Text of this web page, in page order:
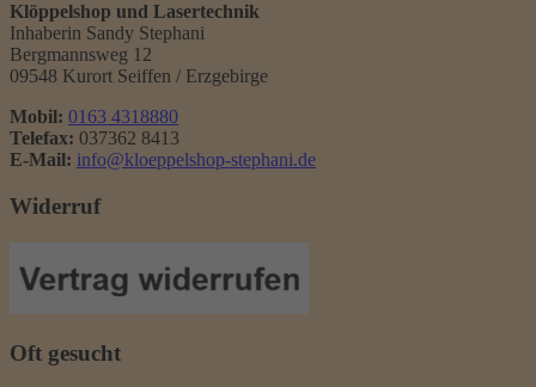
Klöppelshop und Lasertechnik
Inhaberin Sandy Stephani
Bergmannsweg 12
09548 Kurort Seiffen / Erzgebirge
Mobil: 0163 4318880
Telefax: 037362 8413
E-Mail: info@kloeppelshop-stephani.de
Widerruf
Oft gesucht